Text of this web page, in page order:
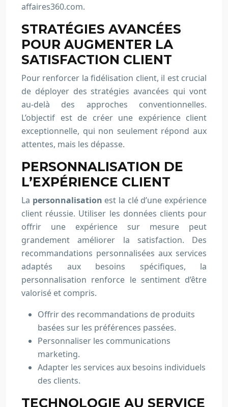
affaires360.com.
STRATÉGIES AVANCÉES
POUR AUGMENTER LA
SATISFACTION CLIENT
Pour renforcer la fidélisation client, il est crucial
de déployer des stratégies avancées qui vont
au-delà des approches conventionnelles.
L’objectif est de créer une expérience client
exceptionnelle, qui non seulement répond aux
attentes, mais les dépasse.
PERSONNALISATION DE
L’EXPÉRIENCE CLIENT
La personnalisation est la clé d’une expérience
client réussie. Utiliser les données clients pour
offrir une expérience sur mesure peut
grandement améliorer la satisfaction. Des
recommandations personnalisées aux services
adaptés aux besoins spécifiques, la
personnalisation renforce le sentiment d’être
valorisé et compris.
Offrir des recommandations de produits
basées sur les préférences passées.
Personnaliser les communications
marketing.
Adapter les services aux besoins individuels
des clients.
TECHNOLOGIE AU SERVICE